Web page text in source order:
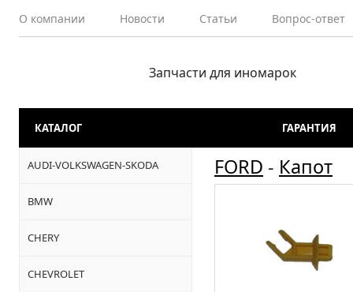
О компании Новости Статьи Вопрос-ответ
Запчасти для иномарок
КАТАЛОГ ГАРАНТИЯ
AUDI-VOLKSWAGEN-SKODA
BMW
CHERY
CHEVROLET
FORD - Капот